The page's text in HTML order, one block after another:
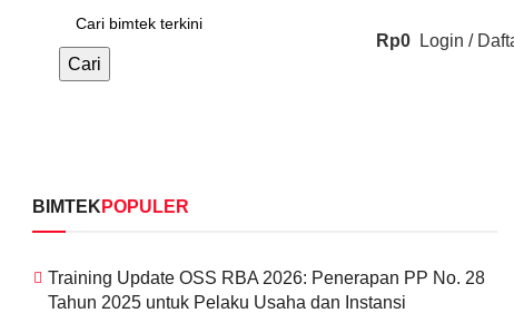
Cari
Rp0 Login /
BIMTEK POPULER
Training Update OSS RBA 2026: Penerapan PP No. 28
Tahun 2025 untuk Pelaku Usaha dan Instansi